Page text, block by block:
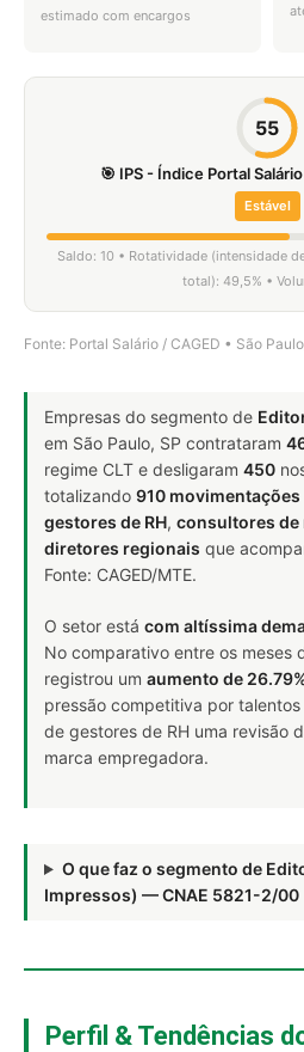
estimado com encargos
55
🎯 IPS - Índice Portal
Estável
Saldo: 10 • Rotatividade (intensidade
total): 49,5% •
Fonte: Portal Salário / CAGED • São
Empresas do segmento de
em São Paulo, SP contrataram
regime CLT e desligaram 450
totalizando 910 movimentações
gestores de RH, consultores de
diretores regionais que
Fonte: CAGED/MTE.
O setor está com altíssima
No comparativo entre os meses
registrou um aumento de
pressão competitiva por
de gestores de RH uma revisão
marca empregadora.
O que faz o segmento de
Impressos) — CNAE 5821-2/00
Perfil & Tendências